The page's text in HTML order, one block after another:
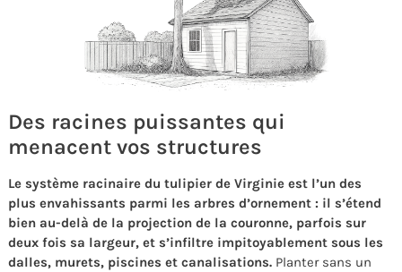
Des racines puissantes qui
menacent vos structures
Le système racinaire du tulipier de Virginie est l’un des
plus envahissants parmi les arbres d’ornement : il s’étend
bien au-delà de la projection de la couronne, parfois sur
deux fois sa largeur, et s’infiltre impitoyablement sous les
dalles, murets, piscines et canalisations. Planter sans un